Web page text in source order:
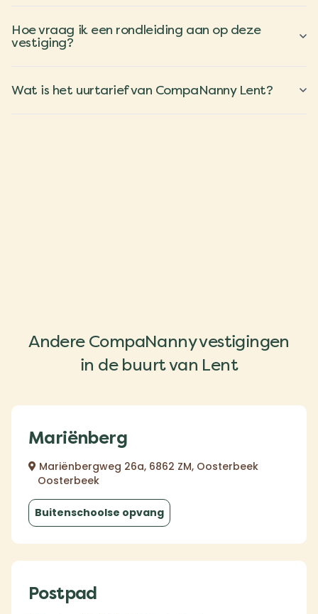
Hoe vraag ik een rondleiding aan op deze
vestiging?
Wat is het uurtarief van CompaNanny Lent?
Andere CompaNanny vestigingen
in de buurt van Lent
Mariënberg
Mariënbergweg 26a, 6862 ZM, Oosterbeek
Oosterbeek
Buitenschoolse opvang
Postpad